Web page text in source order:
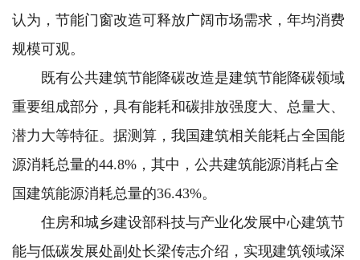
认为，节能门窗改造可释放广阔市场需求，年均消费
规模可观。
既有公共建筑节能降碳改造是建筑节能降碳领域
重要组成部分，具有能耗和碳排放强度大、总量大、
潜力大等特征。据测算，我国建筑相关能耗占全国能
源消耗总量的44.8%，其中，公共建筑能源消耗占全
国建筑能源消耗总量的36.43%。
住房和城乡建设部科技与产业化发展中心建筑节
能与低碳发展处副处长梁传志介绍，实现建筑领域深